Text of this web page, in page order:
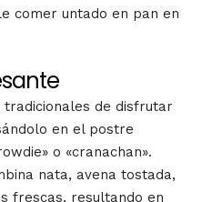
comer untado en pan en
de disfrutar
en el postre
o «cranachan».
nata, avena tostada,
frescas, resultando en